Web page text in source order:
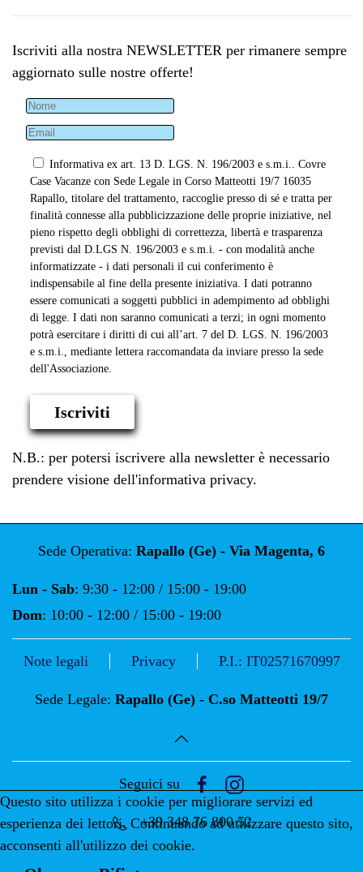
Iscriviti alla nostra NEWSLETTER per rimanere sempre
aggiornato sulle nostre offerte!
Informativa ex art. 13 D. LGS. N. 196/2003 e s.m.i.. Covre
Case Vacanze con Sede Legale in Corso Matteotti 19/7 16035
Rapallo, titolare del trattamento, raccoglie presso di sé e tratta per
finalità connesse alla pubblicizzazione delle proprie iniziative, nel
pieno rispetto degli obblighi di correttezza, libertà e trasparenza
previsti dal D.LGS N. 196/2003 e s.m.i. - con modalità anche
informatizzate - i dati personali il cui conferimento è
indispensabile al fine della presente iniziativa. I dati potranno
essere comunicati a soggetti pubblici in adempimento ad obblighi
di legge. I dati non saranno comunicati a terzi; in ogni momento
potrà esercitare i diritti di cui all’art. 7 del D. LGS. N. 196/2003
e s.m.i., mediante lettera raccomandata da inviare presso la sede
dell'Associazione.
Iscriviti
N.B.: per potersi iscrivere alla newsletter è necessario
prendere visione dell'informativa privacy.
Sede Operativa: Rapallo (Ge) - Via Magenta, 6
Lun - Sab: 9:30 - 12:00 / 15:00 - 19:00
Dom: 10:00 - 12:00 / 15:00 - 19:00
Note legali Privacy P.I.: IT02571670997
Sede Legale: Rapallo (Ge) - C.so Matteotti 19/7
Seguici su
+39 348 76 800 52
Questo sito utilizza i cookie per migliorare servizi ed
esperienza dei lettori. Continuando ad utilizzare questo sito,
acconsenti all'utilizzo dei cookie.